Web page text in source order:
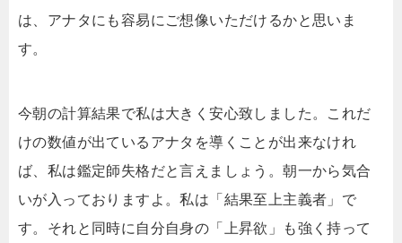
は、アナタにも容易にご想像いただけるかと思いま
す。
今朝の計算結果で私は大きく安心致しました。これだ
けの数値が出ているアナタを導くことが出来なけれ
ば、私は鑑定師失格だと言えましょう。朝一から気合
いが入っておりますよ。私は「結果至上主義者」で
す。それと同時に自分自身の「上昇欲」も強く持って